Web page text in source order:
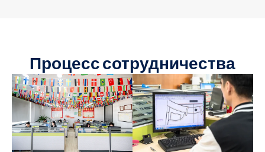
Процесс сотрудничества